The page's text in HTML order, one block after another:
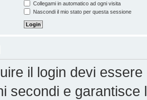
Collegami in automatico ad ogni visita
Nascondi il mio stato per questa sessione
il login devi
secondi e garantisce